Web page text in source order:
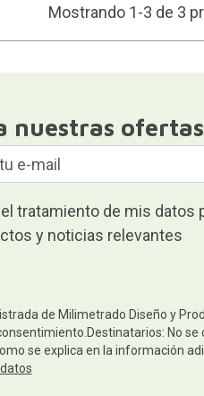
Mostrando 1-3 de 3
nuestras
tratamiento de mis datos
y noticias relevantes
de Milimetrado Diseño y
No
se explica en la información